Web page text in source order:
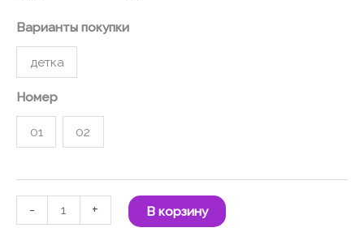
Варианты покупки
детка
Номер
01 02
- + В корзину